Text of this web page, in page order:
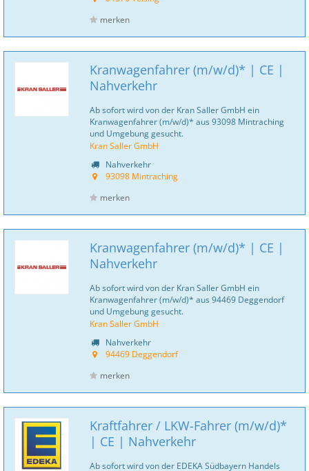
merken
Kranwagenfahrer (m/w/d)* | CE |
Nahverkehr
Ab sofort wird von der Kran Saller GmbH ein
Kranwagenfahrer (m/w/d)* aus 93098 Mintraching
und Umgebung gesucht.
Kran Saller GmbH
Nahverkehr
93098 Mintraching
merken
Kranwagenfahrer (m/w/d)* | CE |
Nahverkehr
Ab sofort wird von der Kran Saller GmbH ein
Kranwagenfahrer (m/w/d)* aus 94469 Deggendorf
und Umgebung gesucht.
Kran Saller GmbH
Nahverkehr
94469 Deggendorf
merken
Kraftfahrer / LKW-Fahrer (m/w/d)*
| CE | Nahverkehr
Ab sofort wird von der EDEKA Südbayern Handels